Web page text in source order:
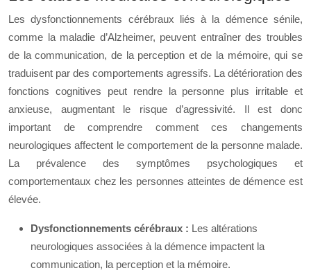
Les dysfonctionnements cérébraux liés à la démence sénile,
comme la maladie d’Alzheimer, peuvent entraîner des troubles
de la communication, de la perception et de la mémoire, qui se
traduisent par des comportements agressifs. La détérioration des
fonctions cognitives peut rendre la personne plus irritable et
anxieuse, augmentant le risque d’agressivité. Il est donc
important de comprendre comment ces changements
neurologiques affectent le comportement de la personne malade.
La prévalence des symptômes psychologiques et
comportementaux chez les personnes atteintes de démence est
élevée.
Dysfonctionnements cérébraux : Les altérations
neurologiques associées à la démence impactent la
communication, la perception et la mémoire.